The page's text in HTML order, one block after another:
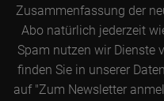
Zusammenfassung der
Abo natürlich jederzeit
Spam nutzen wir Dienste
finden Sie in unserer
auf "Zum Newsletter